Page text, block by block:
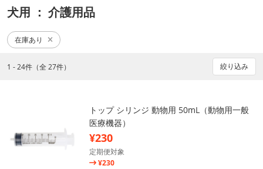
犬用 ： 介護用品
在庫あり
1 - 24件（全 27件） 絞り込み
トップ シリンジ 動物用 50mL（動物用一般
医療機器）
¥230
定期便対象
¥230